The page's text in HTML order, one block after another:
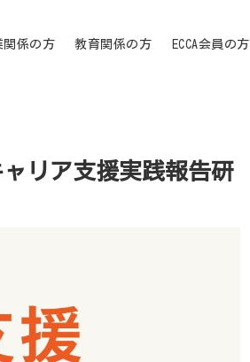
関係の方 教育関係の方 ECCA会員の方
リア支援実践報告研